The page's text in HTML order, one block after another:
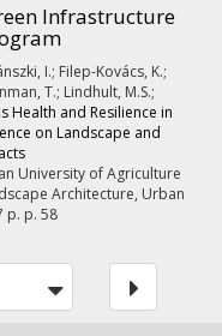
Infrastructure
I.; Filep-Kovács, K.;
T.; Lindhult, M.S.;
Health and Resilience in
on Landscape and
University of Agriculture
Architecture, Urban
p. p. 58